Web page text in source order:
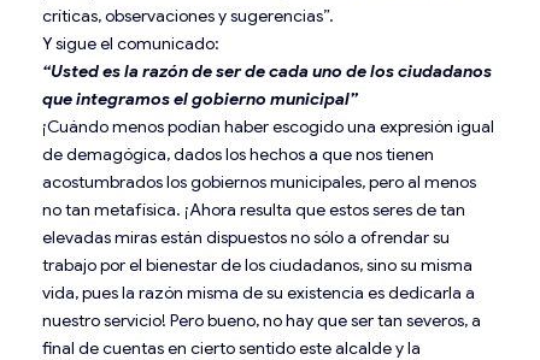
críticas, observaciones y sugerencias”.
Y sigue el comunicado:
“Usted es la razón de ser de cada uno de los ciudadanos
que integramos el gobierno municipal”
¡Cuándo menos podían haber escogido una expresión igual
de demagógica, dados los hechos a que nos tienen
acostumbrados los gobiernos municipales, pero al menos
no tan metafísica. ¡Ahora resulta que estos seres de tan
elevadas miras están dispuestos no sólo a ofrendar su
trabajo por el bienestar de los ciudadanos, sino su misma
vida, pues la razón misma de su existencia es dedicarla a
nuestro servicio! Pero bueno, no hay que ser tan severos, a
final de cuentas en cierto sentido este alcalde y la